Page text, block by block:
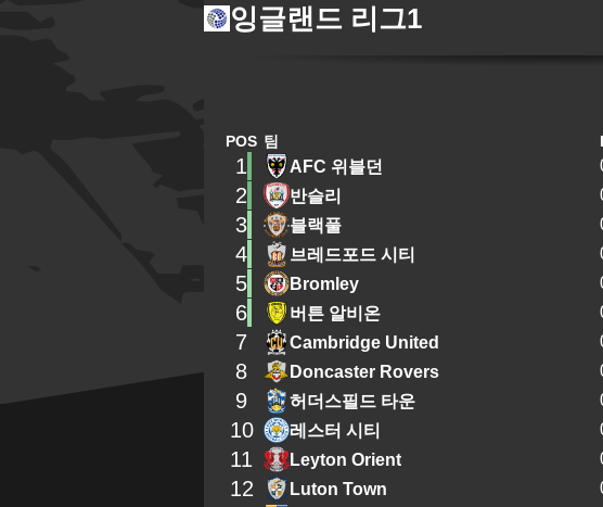
잉글랜드 리그1
POS 팀
1 AFC 위블던
2 반슬리
3 블랙풀
4 브레드포드 시티
5 Bromley
6 버튼 알비온
7 Cambridge United
8 Doncaster Rovers
9 허더스필드 타운
10 레스터 시티
11 Leyton Orient
12 Luton Town